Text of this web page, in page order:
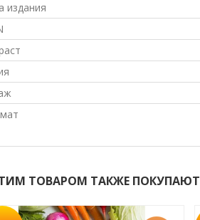
издания
ТОВАРОМ ТАКЖЕ ПОКУПАЮТ